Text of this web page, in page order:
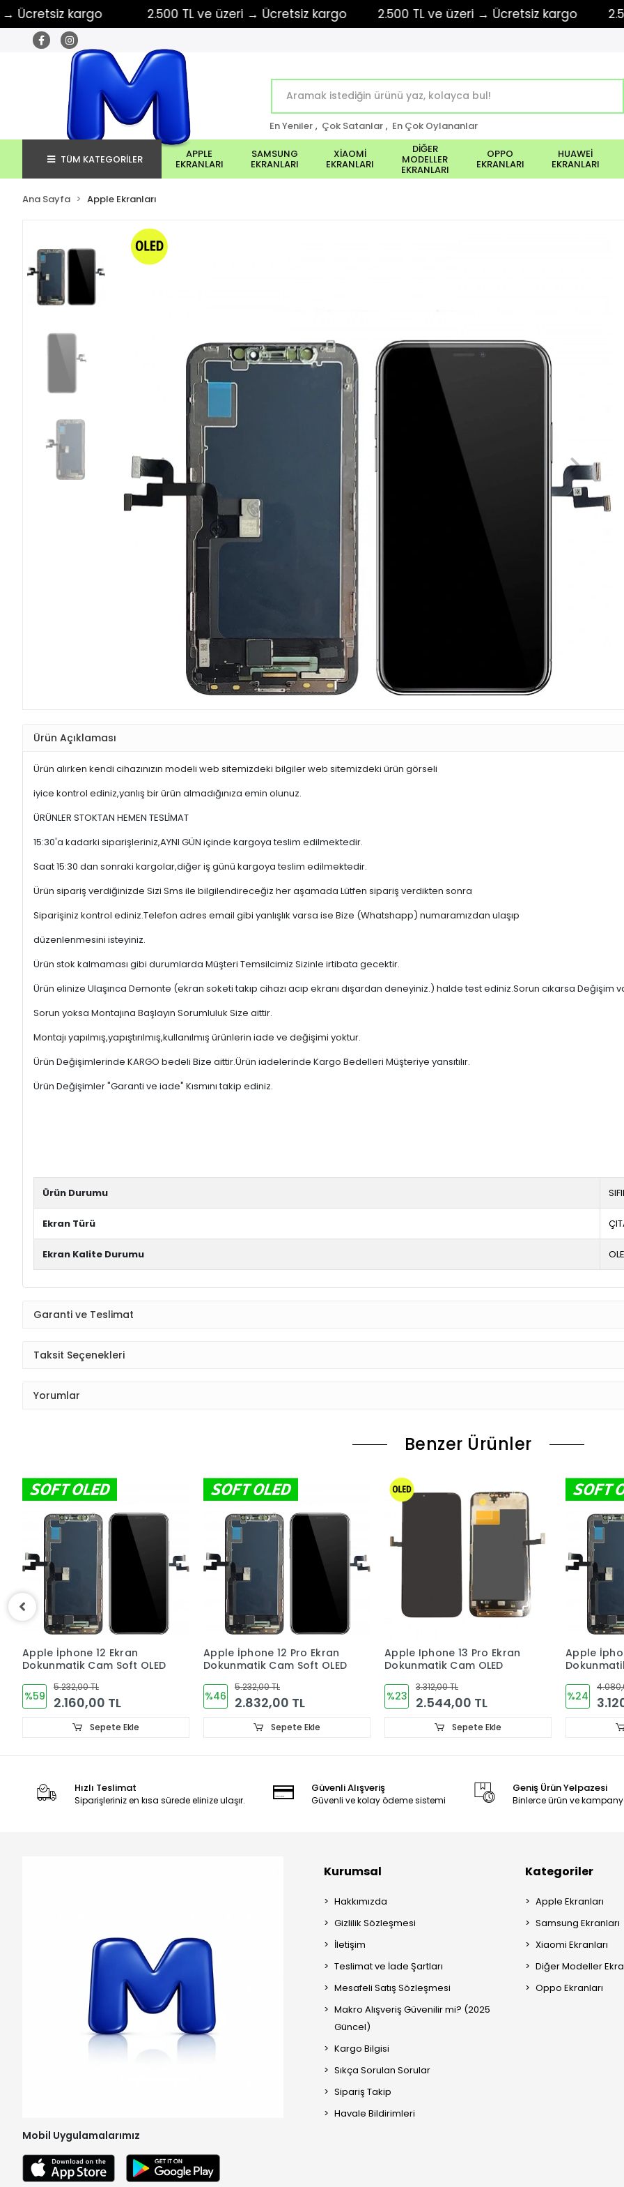
kargo 2.500 TL ve üzeri → Ücretsiz kargo 2.500 TL ve üzeri → Ücretsiz kargo 2.500
En Yeniler , Çok Satanlar , En Çok Oylananlar
TÜM KATEGORİLER APPLE
EKRANLARI
SAMSUNG
EKRANLARI
XİAOMİ
EKRANLARI
DİĞER
MODELLER
EKRANLARI
OPPO
EKRANLARI
HUAWEİ
EKRANLARI
Ana Sayfa Apple Ekranları
Ürün Açıklaması
Ürün alırken kendi cihazınızın modeli web sitemizdeki bilgiler web sitemizdeki ürün görseli
iyice kontrol ediniz,yanlış bir ürün almadığınıza emin olunuz.
ÜRÜNLER STOKTAN HEMEN TESLİMAT
15:30'a kadarki siparişleriniz,AYNI GÜN içinde kargoya teslim edilmektedir.
Saat 15:30 dan sonraki kargolar,diğer iş günü kargoya teslim edilmektedir.
Ürün sipariş verdiğinizde Sizi Sms ile bilgilendireceğiz her aşamada Lütfen sipariş verdikten sonra
Siparişiniz kontrol ediniz.Telefon adres email gibi yanlışlık varsa ise Bize (Whatshapp) numaramızdan ulaşıp
düzenlenmesini isteyiniz.
Ürün stok kalmaması gibi durumlarda Müşteri Temsilcimiz Sizinle irtibata gecektir.
Ürün elinize Ulaşınca Demonte (ekran soketi takıp cihazı acıp ekranı dışardan deneyiniz.) halde test ediniz.Sorun cıkarsa Değişim
Sorun yoksa Montajına Başlayın Sorumluluk Size aittir.
Montajı yapılmış,yapıştırılmış,kullanılmış ürünlerin iade ve değişimi yoktur.
Ürün Değişimlerinde KARGO bedeli Bize aittir.Ürün iadelerinde Kargo Bedelleri Müşteriye yansıtılır.
Ürün Değişimler "Garanti ve iade" Kısmını takip ediniz.
Ürün Durumu
Ekran Türü
Ekran Kalite Durumu
Garanti ve Teslimat
Taksit Seçenekleri
Yorumlar
Benzer Ürünler
Apple İphone 12 Pro Ekran
Dokunmatik Cam Soft OLED
%46
5.232,00 TL
2.832,00 TL
Sepete Ekle
Apple Iphone 13 Pro Ekran
Dokunmatik Cam OLED
%23
3.312,00 TL
2.544,00 TL
Sepete Ekle
Apple İphone 13 Ekran
Dokunmatik Cam Soft OLED
%24
4.080,00 TL
3.120,00 TL
Sepete Ekle
Apple
Soft OLED
%24
Hızlı Teslimat
Siparişleriniz en kısa sürede elinize ulaşır.
Güvenli Alışveriş
Güvenli ve kolay ödeme sistemi
Geniş Ürün Yelpazesi
Binlerce ürün ve
Mobil Uygulamalarımız
Kurumsal
Hakkımızda
Gizlilik Sözleşmesi
İletişim
Teslimat ve İade Şartları
Mesafeli Satış Sözleşmesi
Makro Alışveriş Güvenilir mi? (2025
Güncel)
Kargo Bilgisi
Sıkça Sorulan Sorular
Sipariş Takip
Havale Bildirimleri
Kategoriler
Apple Ekranları
Samsung Ekranları
Xiaomi Ekranları
Diğer Modeller
Oppo Ekranları